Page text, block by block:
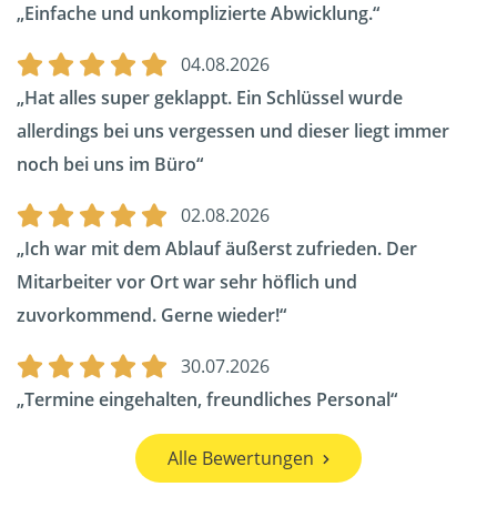
Einfache und unkomplizierte Abwicklung.
04.08.2026
Hat alles super geklappt. Ein Schlüssel wurde
allerdings bei uns vergessen und dieser liegt immer
noch bei uns im Büro
02.08.2026
Ich war mit dem Ablauf äußerst zufrieden. Der
Mitarbeiter vor Ort war sehr höflich und
zuvorkommend. Gerne wieder!
30.07.2026
Termine eingehalten, freundliches Personal
Alle Bewertungen